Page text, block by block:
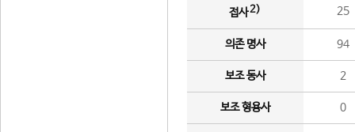
접사2) 25
의존 명사 94
보조 동사 2
보조 형용사 0